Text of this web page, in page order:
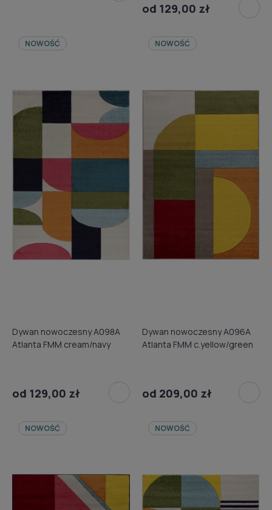
od 129,00 zł
Dywan nowoczesny A098A
Atlanta FMM cream/navy
od 129,00 zł
NOWOŚĆ
Dywan nowoczesny A096A
Atlanta FMM c.yellow/green
od 209,00 zł
NOWOŚĆ
NOWOŚĆ NOWOŚĆ